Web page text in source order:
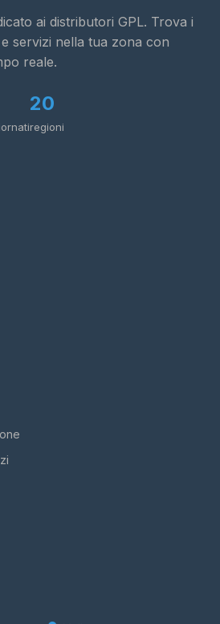
ai distributori GPL. Trova i
servizi nella tua zona con
reale.
20
regioni